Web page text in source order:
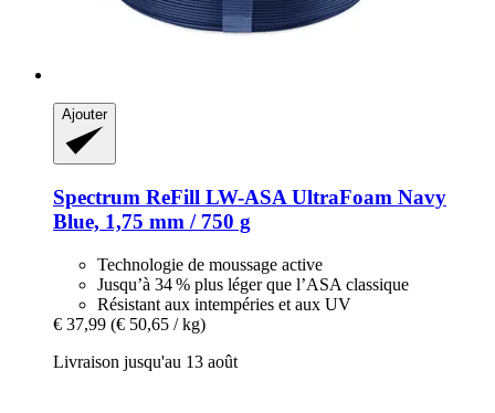
Ajouter
Spectrum ReFill LW-​ASA UltraFoam Navy
Blue, 1,75 mm / 750 g
Technologie de moussage active
Jusqu’à 34 % plus léger que l’ASA classique
Résistant aux intempéries et aux UV
€ 37,99 (€ 50,65 / kg)
Livraison jusqu'au 13 août